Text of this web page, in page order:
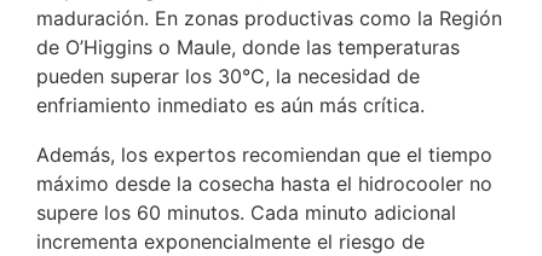
maduración. En zonas productivas como la Región
de O’Higgins o Maule, donde las temperaturas
pueden superar los 30°C, la necesidad de
enfriamiento inmediato es aún más crítica.
Además, los expertos recomiendan que el tiempo
máximo desde la cosecha hasta el hidrocooler no
supere los 60 minutos. Cada minuto adicional
incrementa exponencialmente el riesgo de